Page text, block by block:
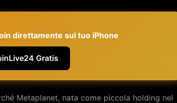
direttamente sul tuo iPhone
Gratis
Metaplanet, nata come piccola holding nel